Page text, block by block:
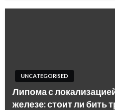
UNCATEGORISED
Липома с
железе: стоит ли бить